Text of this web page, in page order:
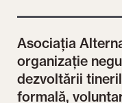
Asociația
organizație
dezvoltării
formală,